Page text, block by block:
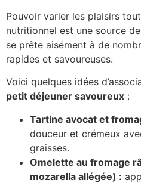
Pouvoir varier les plaisirs
nutritionnel est une source
se prête aisément à de
rapides et savoureuses.
Voici quelques idées
petit déjeuner savoureux :
Tartine avocat et
douceur et crémeux
graisses.
Omelette au fromage
mozarella allégée) :